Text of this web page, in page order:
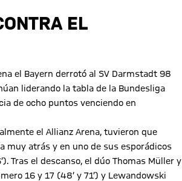
EL
el Bayern derrotó al SV Darmstadt 98
liderando la tabla de la Bundesliga
de ocho puntos venciendo en
el Allianz Arena, tuvieron que
muy atrás y en uno de sus esporádicos
Tras el descanso, el dúo Thomas Müller y
16 y 17 (48’ y 71’) y Lewandowski